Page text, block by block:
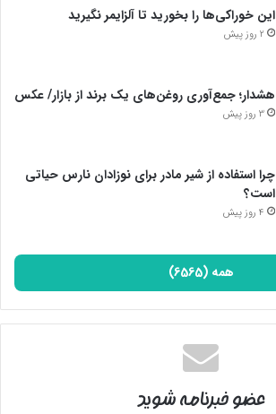
این خوراکی‌ها را بخورید تا آلزایمر نگیرید
2 روز پیش
هشدار؛ جمع‌آوری روغن‌های یک برند از بازار/ عکس
3 روز پیش
چرا استفاده از شیر مادر برای نوزادان نارس حیاتی
است؟
4 روز پیش
همه (6565)
عضو خبرنامه شوید